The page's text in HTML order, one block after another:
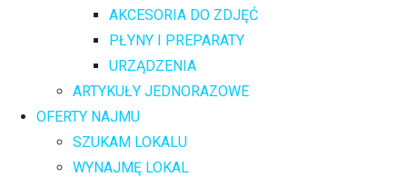
AKCESORIA DO ZDJĘĆ
PŁYNY I PREPARATY
URZĄDZENIA
ARTYKUŁY JEDNORAZOWE
OFERTY NAJMU
SZUKAM LOKALU
WYNAJMĘ LOKAL